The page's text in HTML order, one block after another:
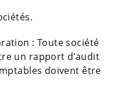
: Toute société
un rapport d'audit
doivent être